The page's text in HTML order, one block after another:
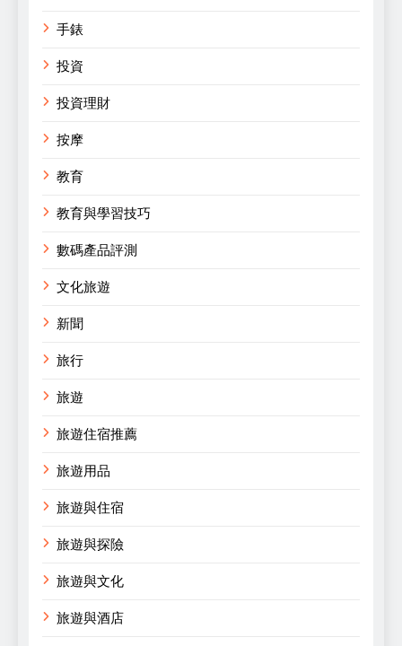
手錶
投資
投資理財
按摩
教育
教育與學習技巧
數碼產品評測
文化旅遊
新聞
旅行
旅遊
旅遊住宿推薦
旅遊用品
旅遊與住宿
旅遊與探險
旅遊與文化
旅遊與酒店